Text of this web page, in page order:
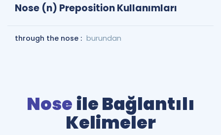
Nose (n) Preposition Kullanımları
through the nose : burundan
Nose ile Bağlantılı
Kelimeler